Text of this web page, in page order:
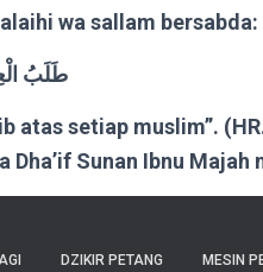
wa sallam bersabda:
طَلَبُ
atas setiap muslim”.
Dha’if Sunan Ibnu Majah
DZIKIR PETANG MESIN